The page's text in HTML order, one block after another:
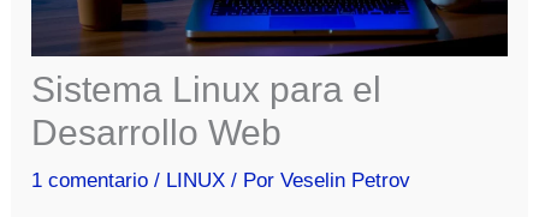
Sistema Linux para el
Desarrollo Web
1 comentario / LINUX / PorVeselin Petrov